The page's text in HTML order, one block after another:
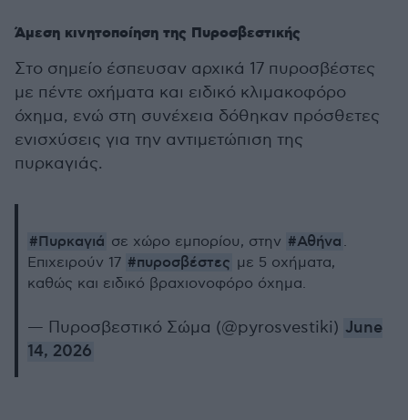
Άμεση κινητοποίηση της Πυροσβεστικής
Στο σημείο έσπευσαν αρχικά 17 πυροσβέστες
με πέντε οχήματα και ειδικό κλιμακοφόρο
όχημα, ενώ στη συνέχεια δόθηκαν πρόσθετες
ενισχύσεις για την αντιμετώπιση της
πυρκαγιάς.
#Πυρκαγιά σε χώρο εμπορίου, στην #Αθήνα .
Επιχειρούν 17 #πυροσβέστες με 5 οχήματα,
καθώς και ειδικό βραχιονοφόρο όχημα.
— Πυροσβεστικό Σώμα (@pyrosvestiki) June
14, 2026